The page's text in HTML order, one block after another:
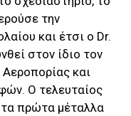
την
και έτσι ο Dr.
στον ίδιο τον
και
Ο τελευταίος
τα πρώτα μέταλλα